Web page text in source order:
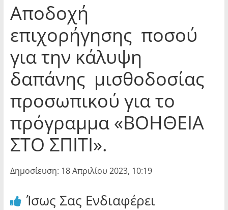
Αποδοχή
επιχορήγησης ποσού
για την κάλυψη
δαπάνης μισθοδοσίας
προσωπικού για το
πρόγραμμα «ΒΟΗΘΕΙΑ
ΣΤΟ ΣΠΙΤΙ».
Δημοσίευση: 18 Απριλίου 2023, 10:19
Ίσως Σας Ενδιαφέρει